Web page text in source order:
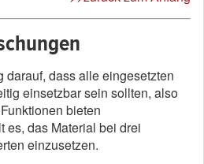
darauf, dass alle eingesetzten
einsetzbar sein sollten, also
bieten
es, das Material bei drei
einzusetzen.